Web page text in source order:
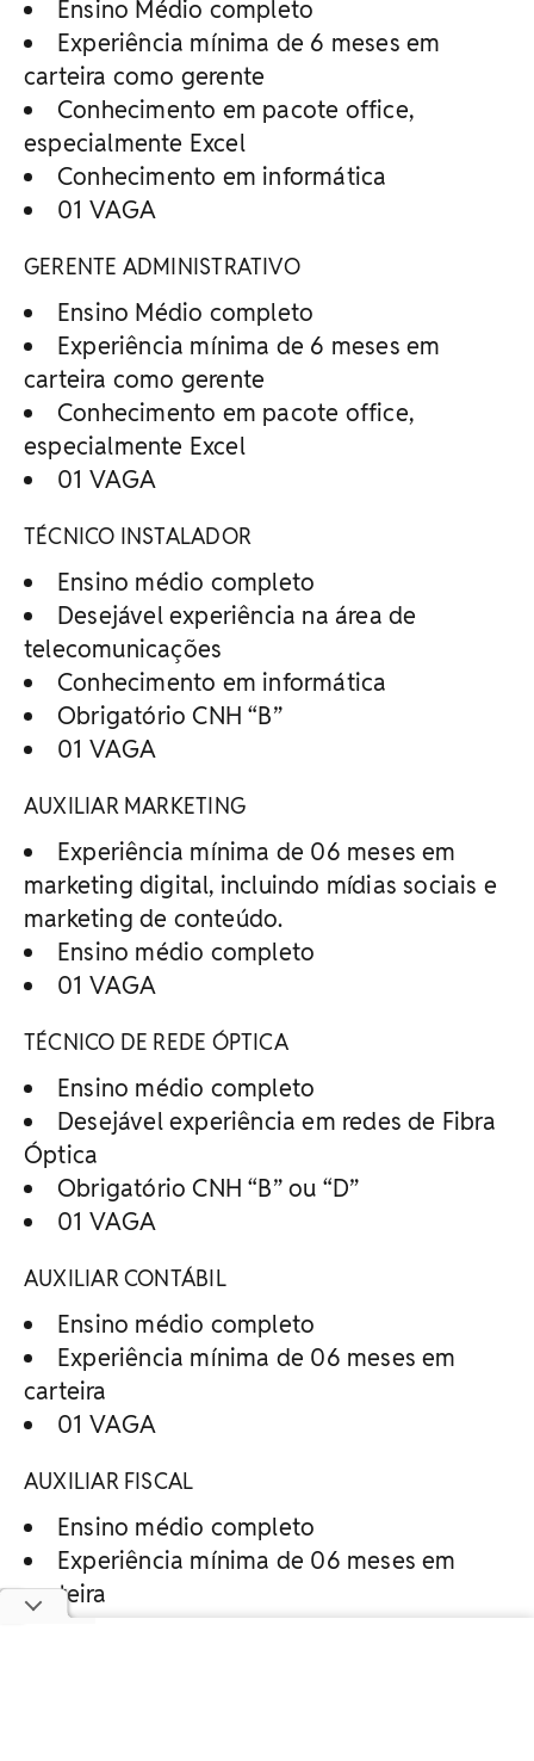
Ensino Médio completo
Experiência mínima de 6 meses em
carteira como gerente
Conhecimento em pacote office,
especialmente Excel
Conhecimento em informática
01 VAGA
GERENTE ADMINISTRATIVO
Ensino Médio completo
Experiência mínima de 6 meses em
carteira como gerente
Conhecimento em pacote office,
especialmente Excel
01 VAGA
TÉCNICO INSTALADOR
Ensino médio completo
Desejável experiência na área de
telecomunicações
Conhecimento em informática
Obrigatório CNH “B”
01 VAGA
AUXILIAR MARKETING
Experiência mínima de 06 meses em
marketing digital, incluindo mídias sociais e
marketing de conteúdo.
Ensino médio completo
01 VAGA
TÉCNICO DE REDE ÓPTICA
Ensino médio completo
Desejável experiência em redes de Fibra
Óptica
Obrigatório CNH “B” ou “D”
01 VAGA
AUXILIAR CONTÁBIL
Ensino médio completo
Experiência mínima de 06 meses em
carteira
01 VAGA
AUXILIAR FISCAL
Ensino médio completo
Experiência mínima de 06 meses em
carteira
01 VAGA